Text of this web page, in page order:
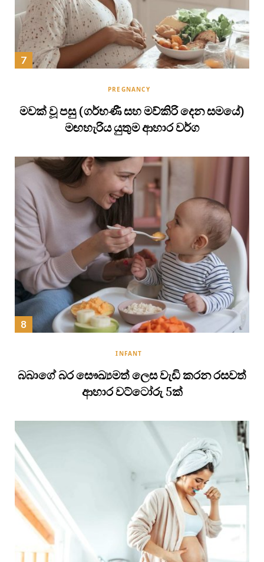
PREGNANCY
මවක් වූ පසු (ගර්භණී සහ මව්කිරි දෙන සමයේ)
මඟහැරිය යුතුම ආහාර වර්ග
INFANT
බබාගේ බර සෞඛ්‍යමත් ලෙස වැඩි කරන රසවත්
ආහාර වට්ටෝරු 5ක්